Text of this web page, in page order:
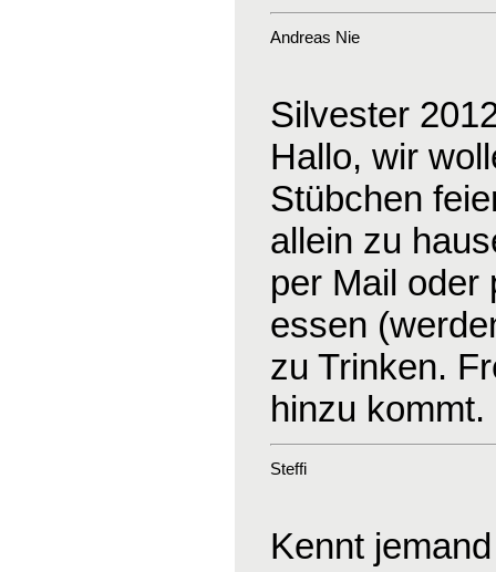
Andreas Nie
Silvester
Hallo, wir
Stübchen
allein zu
per Mail oder
essen
zu Trinken.
hinzu kommt.
Steffi
Kennt